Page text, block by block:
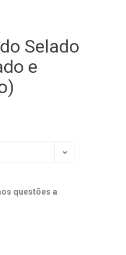
Selado
e
questões a